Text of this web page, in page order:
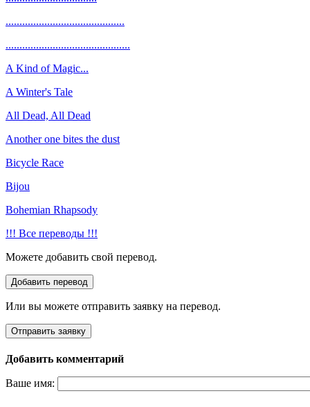
...........................................
.............................................
A Kind of Magic...
A Winter's Tale
All Dead, All Dead
Another one bites the dust
Bicycle Race
Bijou
Bohemian Rhapsody
!!! Все переводы !!!
Можете добавить свой перевод.
Или вы можете отправить заявку на перевод.
Добавить комментарий
Ваше имя: